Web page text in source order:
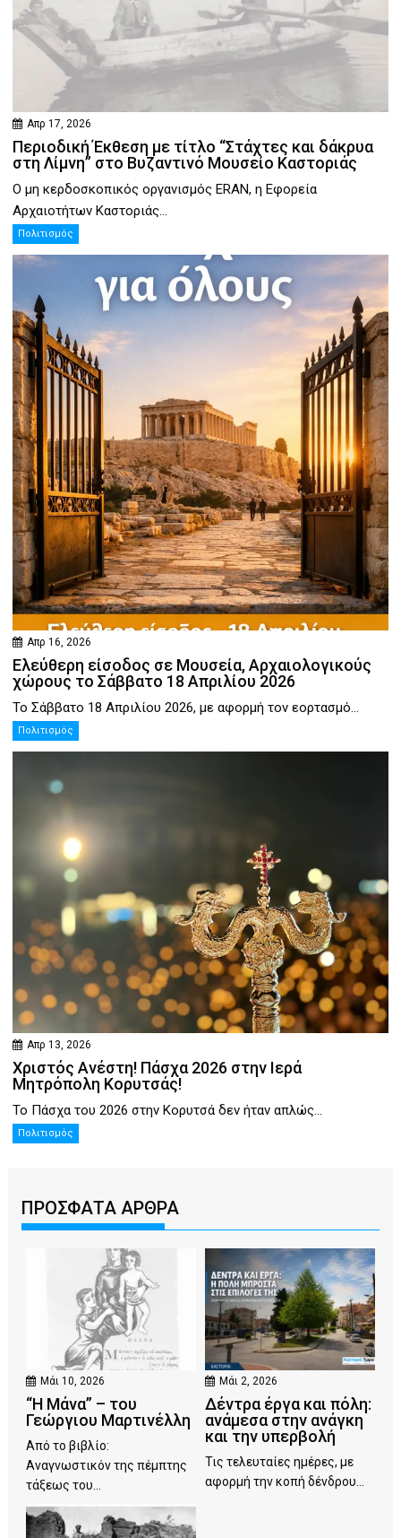
Απρ 17, 2026
Περιοδική Έκθεση με τίτλο “Στάχτες και δάκρυα
στη Λίμνη” στο Βυζαντινό Μουσείο Καστοριάς
Ο μη κερδοσκοπικός οργανισμός ERAN, η Εφορεία
Αρχαιοτήτων Καστοριάς...
Πολιτισμός
Απρ 16, 2026
Ελεύθερη είσοδος σε Μουσεία, Αρχαιολογικούς
χώρους το Σάββατο 18 Απριλίου 2026
Το Σάββατο 18 Απριλίου 2026, με αφορμή τον εορτασμό...
Πολιτισμός
Απρ 13, 2026
Χριστός Ανέστη! Πάσχα 2026 στην Ιερά
Μητρόπολη Κορυτσάς!
Το Πάσχα του 2026 στην Κορυτσά δεν ήταν απλώς...
Πολιτισμός
ΠΡΟΣΦΑΤΑ ΑΡΘΡΑ
Μάι 10, 2026
“Η Μάνα” – του
Γεώργιου Μαρτινέλλη
Από το βιβλίο:
Αναγνωστικόν της πέμπτης
τάξεως του...
Μάι 2, 2026
Δέντρα έργα και πόλη:
ανάμεσα στην ανάγκη
και την υπερβολή
Τις τελευταίες ημέρες, με
αφορμή την κοπή δένδρου...